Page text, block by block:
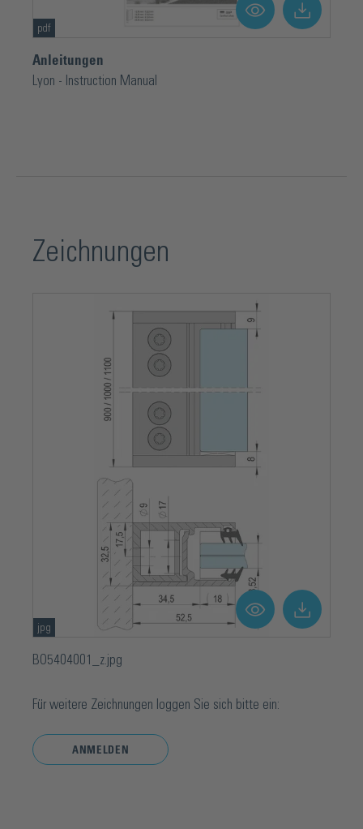
pdf
Anleitungen
Lyon - Instruction Manual
Zeichnungen
jpg
BO5404001_z.jpg
Für weitere Zeichnungen loggen Sie sich bitte ein:
ANMELDEN